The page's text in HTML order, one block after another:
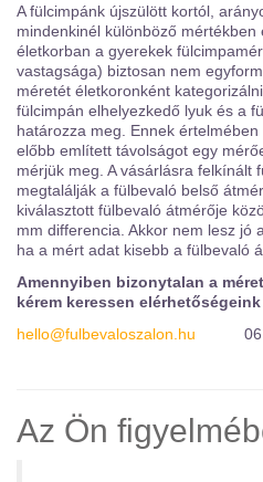
A fülcimpánk újszülött kortól,
mindenkinél különböző
életkorban a gyerekek
vastagsága) biztosan nem
méretét életkoronként
fülcimpán elhelyezkedő lyuk és a
határozza meg. Ennek
előbb említett távolságot egy
mérjük meg. A vásárlásra felkínált
megtalálják a fülbevaló belső
kiválasztott fülbevaló átmérője
mm differencia. Akkor nem lesz jó
ha a mért adat kisebb a fülbevaló
Amennyiben bizonytalan a
kérem keressen
hello@fulbevaloszalon.hu
06
Az Ön